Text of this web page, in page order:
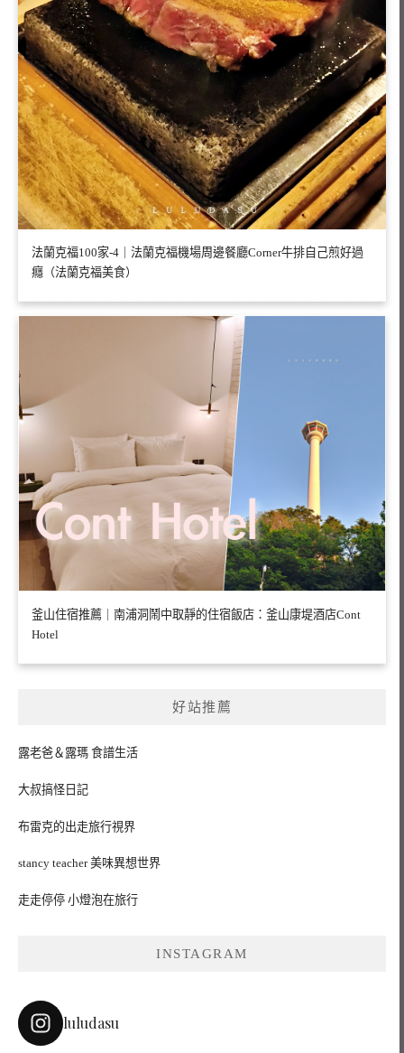
法蘭克福100家-4｜法蘭克福機場周邊餐廳Corner牛排自己煎好過
癮（法蘭克福美食）
釜山住宿推薦｜南浦洞鬧中取靜的住宿飯店：釜山康堤酒店Cont
Hotel
好站推薦
露老爸＆露瑪 食譜生活
大叔搞怪日記
布雷克的出走旅行視界
stancy teacher 美味異想世界
走走停停 小燈泡在旅行
INSTAGRAM
luludasu